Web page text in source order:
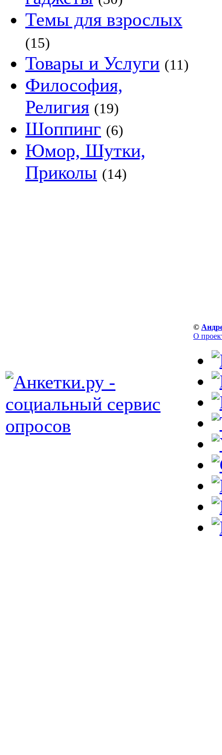
Темы для взрослых
(15)
Товары и Услуги (11)
Философия,
Религия (19)
Шоппинг (6)
Юмор, Шутки,
Приколы (14)
©
О